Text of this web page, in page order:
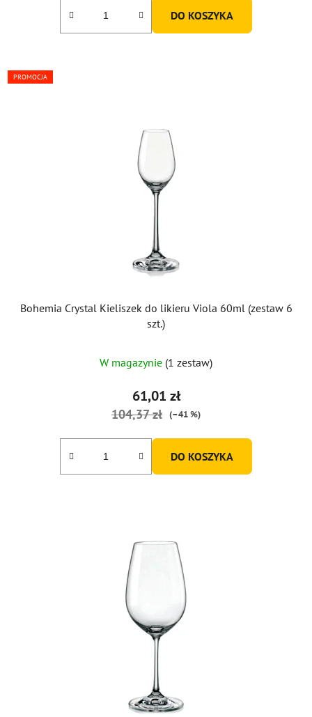
DO KOSZYKA
PROMOCJA
Bohemia Crystal Kieliszek do likieru Viola 60ml (zestaw 6
szt.)
W magazynie (1 zestaw)
61,01 zł
104,37 zł (–41 %)
DO KOSZYKA